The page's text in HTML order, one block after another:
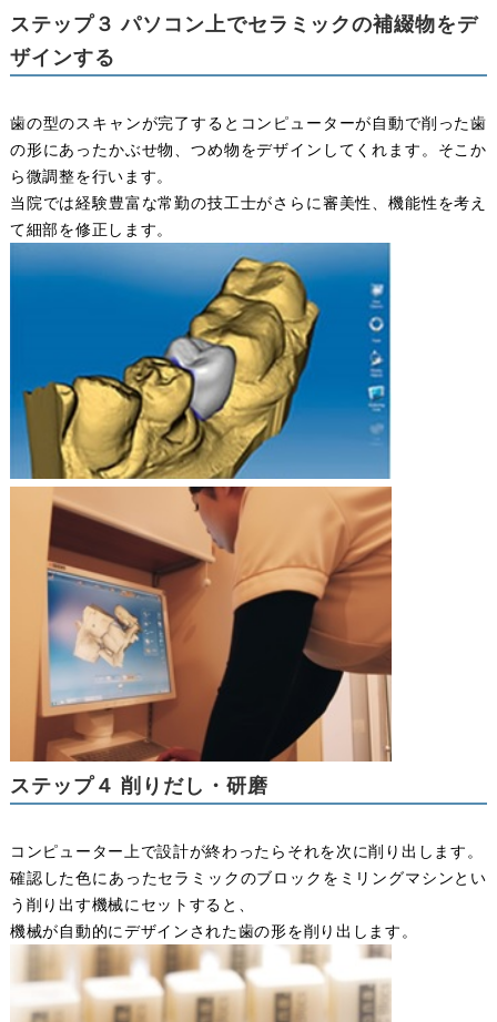
ステップ３ パソコン上でセラミックの補綴物をデ
ザインする
歯の型のスキャンが完了するとコンピューターが自動で削った歯
の形にあったかぶせ物、つめ物をデザインしてくれます。そこか
ら微調整を行います。
当院では経験豊富な常勤の技工士がさらに審美性、機能性を考え
て細部を修正します。
ステップ４ 削りだし・研磨
コンピューター上で設計が終わったらそれを次に削り出します。
確認した色にあったセラミックのブロックをミリングマシンとい
う削り出す機械にセットすると、
機械が自動的にデザインされた歯の形を削り出します。